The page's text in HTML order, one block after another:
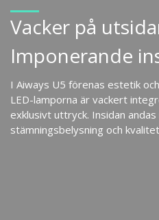
Vacker på
Imponerande
I Aiways U5 förenas estetik
LED-lamporna är vackert
exklusivt uttryck. Insidan
stämningsbelysning och